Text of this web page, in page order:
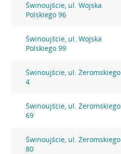
Świnoujście, ul. Wojska
Polskiego 96
Świnoujście, ul. Wojska
Polskiego 99
Świnoujście, ul. Żeromskiego
4
Świnoujście, ul. Żeromskiego
69
Świnoujście, ul. Żeromskiego
80